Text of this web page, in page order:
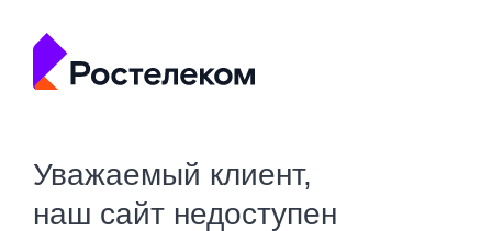
Уважаемый клиент,
наш сайт недоступен